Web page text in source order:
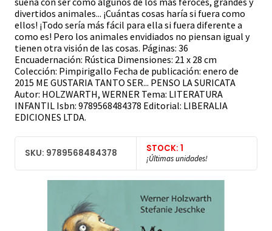
divertidos animales... ¡Cuántas cosas haría si fuera como
ellos! ¡Todo sería más fácil para ella si fuera diferente a
como es! Pero los animales envidiados no piensan igual y
tienen otra visión de las cosas. Páginas: 36
Encuadernación: Rústica Dimensiones: 21 x 28 cm
Colección: Pimpirigallo Fecha de publicación: enero de
2015 ME GUSTARIA TANTO SER... PENSO LA SURICATA
Autor: HOLZWARTH, WERNER Tema: LITERATURA
INFANTIL Isbn: 9789568484378 Editorial: LIBERALIA
EDICIONES LTDA.
SKU: 9789568484378 STOCK: 1
¡Últimas unidades!